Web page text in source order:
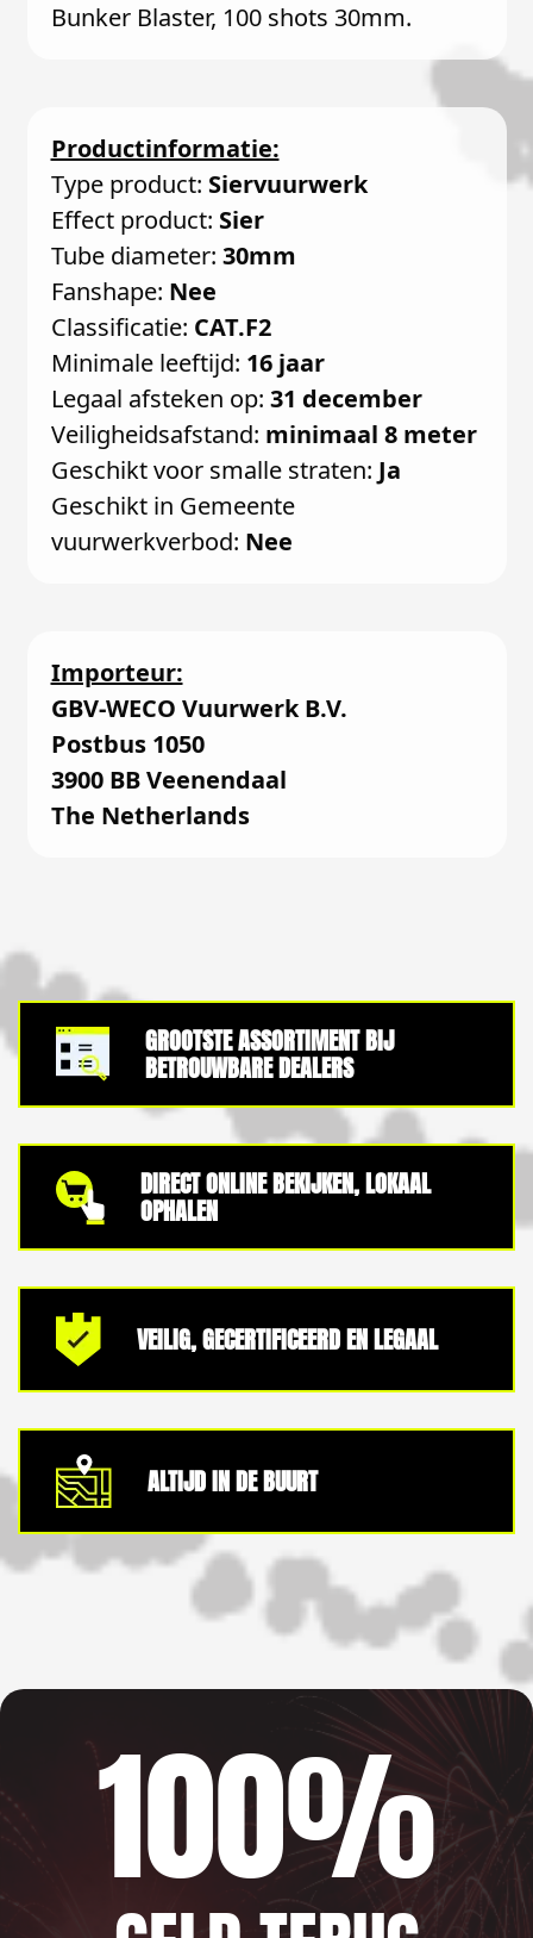
Bunker Blaster, 100 shots 30mm.
Productinformatie:
Type product: Siervuurwerk
Effect product: Sier
Tube diameter: 30mm
Fanshape: Nee
Classificatie: CAT.F2
Minimale leeftijd: 16 jaar
Legaal afsteken op: 31 december
Veiligheidsafstand: minimaal 8 meter
Geschikt voor smalle straten: Ja
Geschikt in Gemeente
vuurwerkverbod: Nee
Importeur:
GBV-WECO Vuurwerk B.V.
Postbus 1050
3900 BB Veenendaal
The Netherlands
GROOTSTE ASSORTIMENT BIJ
BETROUWBARE DEALERS
DIRECT ONLINE BEKIJKEN, LOKAAL
OPHALEN
VEILIG, GECERTIFICEERD EN LEGAAL
ALTIJD IN DE BUURT
100%